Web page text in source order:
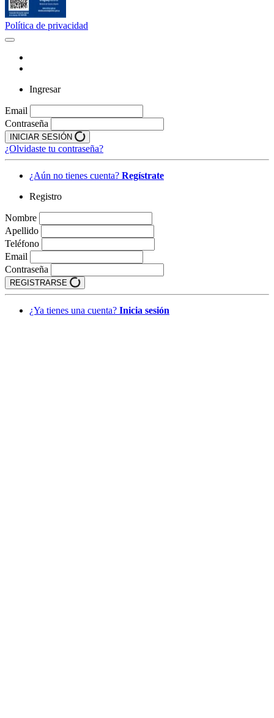
Política de privacidad
Ingresar
Email
Contraseña
INICIAR SESIÓN
¿Olvidaste tu contraseña?
¿Aún no tienes cuenta? Regístrate
Registro
Nombre
Apellido
Teléfono
Email
Contraseña
REGISTRARSE
¿Ya tienes una cuenta? Inicia sesión